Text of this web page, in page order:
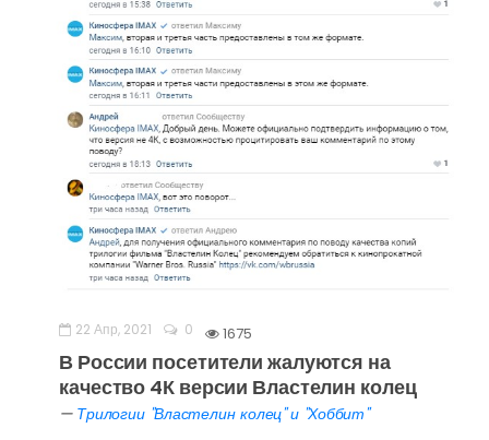
22 Апр, 2021 0 1675
В России посетители жалуются на
качество 4К версии Властелин колец
— Трилогии "Властелин колец" и "Хоббит"